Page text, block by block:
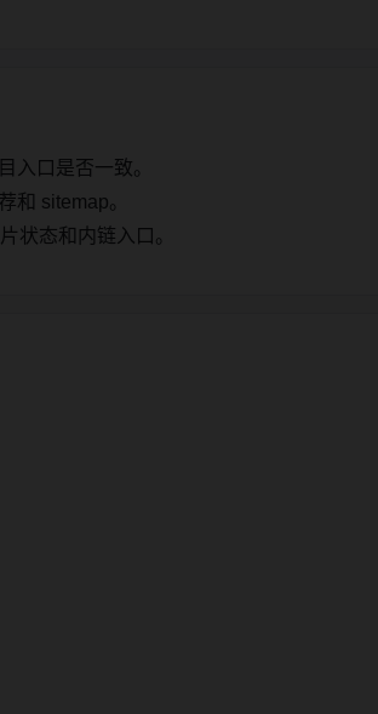
入口是否一致。
和 sitemap。
状态和内链入口。